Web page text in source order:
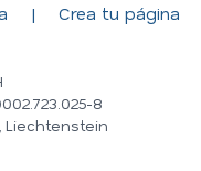
|
Crea tu página
8
Liechtenstein